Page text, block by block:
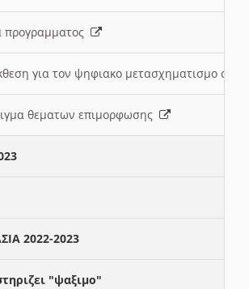
προγραμματος
για τον ψηφιακο μετασχηματισμο
θεματων επιμορφωσης
2022-2023
"ψαξιμο"